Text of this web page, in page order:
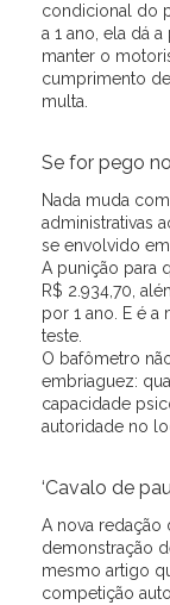
condicional do
a 1 ano, ela dá
manter o
cumprimento
multa.
Se for pego
Nada muda
administrativas
se envolvido
A punição para
R$ 2.934,70,
por 1 ano. E é a
teste.
O bafômetro
embriaguez:
capacidade
autoridade no
‘Cavalo de
A nova redação
demonstração
mesmo artigo
competição